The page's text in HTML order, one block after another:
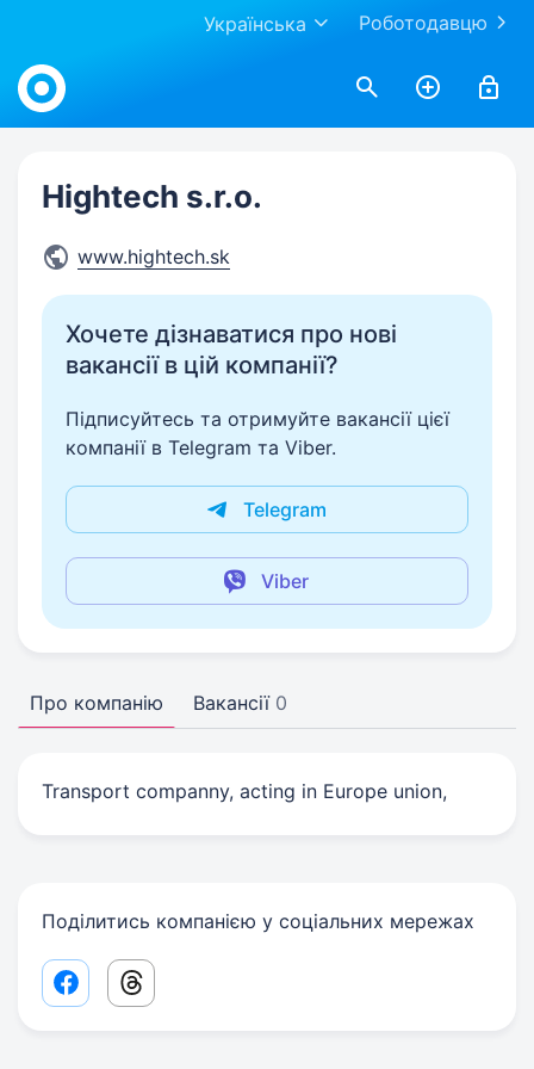
Роботодавцю
Українська
Work.ua
Hightech s.r.o.
www.hightech.sk
Хочете дізнаватися про нові
вакансії в цій компанії?
Підписуйтесь та отримуйте вакансії цієї
компанії в Telegram та Viber.
Telegram
Viber
Про компанію Вакансії 0
Transport companny, acting in Europe union,
Поділитись компанією у соціальних мережах
Facebook share link
Threads share link